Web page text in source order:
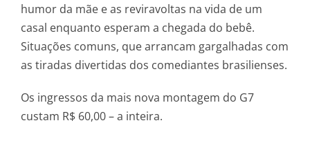
humor da mãe e as reviravoltas na vida de um
casal enquanto esperam a chegada do bebê.
Situações comuns, que arrancam gargalhadas com
as tiradas divertidas dos comediantes brasilienses.
Os ingressos da mais nova montagem do G7
custam R$ 60,00 – a inteira.